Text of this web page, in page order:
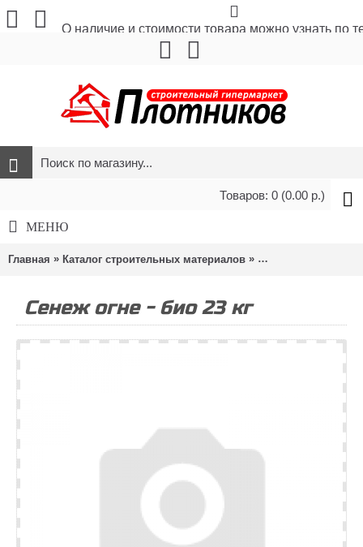
О наличие и стоимости товара можно узнать по
Товаров: 0 (0.00 р.)
МЕНЮ
Главная » Каталог строительных материалов » Строительная
Сенеж огне - био 23 кг